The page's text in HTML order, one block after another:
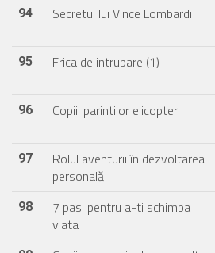
94 Secretul lui Vince Lombardi
95 Frica de intrupare (1)
96 Copiii parintilor elicopter
97
Rolul aventurii în dezvoltarea
personală
98
7 pasi pentru a-ti schimba
viata